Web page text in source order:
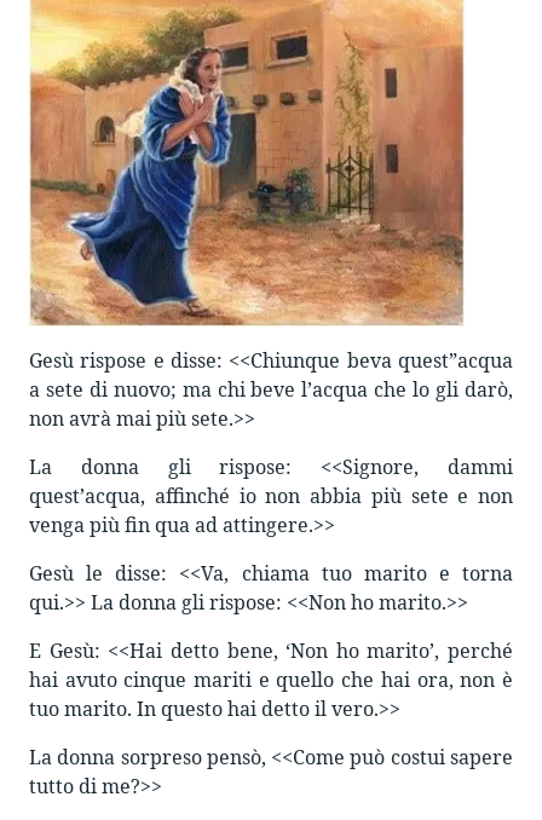
Gesù rispose e disse: <<Chiunque beva quest”acqua
a sete di nuovo; ma chi beve l’acqua che lo gli darò,
non avrà mai più sete.>>
La donna gli rispose: <<Signore, dammi
quest’acqua, affinché io non abbia più sete e non
venga più fin qua ad attingere.>>
Gesù le disse: <<Va, chiama tuo marito e torna
qui.>> La donna gli rispose: <<Non ho marito.>>
E Gesù: <<Hai detto bene, ‘Non ho marito’, perché
hai avuto cinque mariti e quello che hai ora, non è
tuo marito. In questo hai detto il vero.>>
La donna sorpreso pensò, <<Come può costui sapere
tutto di me?>>